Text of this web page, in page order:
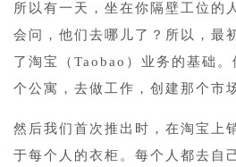
所以有一天，坐在你隔壁工位的
会问，他们去哪儿了？所以，最
了淘宝（Taobao）业务的基础
个公寓，去做工作，创建那个市
然后我们首次推出时，在淘宝上
于每个人的衣柜。每个人都去自